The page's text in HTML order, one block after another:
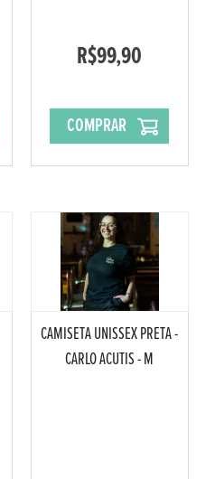
R$99,90
COMPRAR
CAMISETA UNISSEX PRETA -
CARLO ACUTIS - M